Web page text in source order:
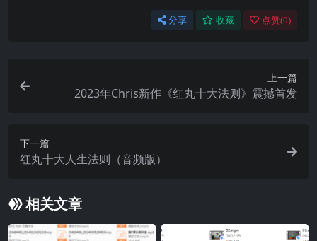
分享 收藏 点赞(0)
上一篇
2023年Chris新作《红丸十大法则》震撼首发
下一篇
红丸十大人生法则（音频版）
相关文章